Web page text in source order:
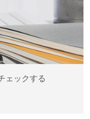
ェックする